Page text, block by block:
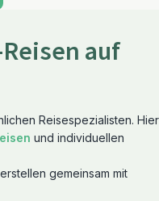
auf
Reisespezialisten. Hier
und individuellen
gemeinsam mit